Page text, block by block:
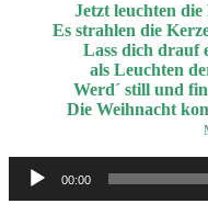
Jetzt leuchten
Es strahlen die
Lass dich drauf
als Leuchten
Werd´ still und
Die Weihnacht
Audio-
Player
00:00